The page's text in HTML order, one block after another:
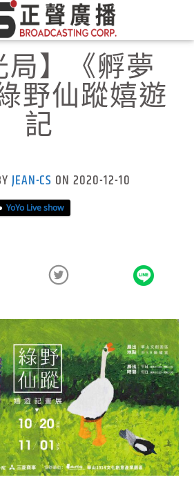
局】《孵夢
野仙蹤嬉遊
記
JEAN-CS ON 2020-12-10
YoYo Live show